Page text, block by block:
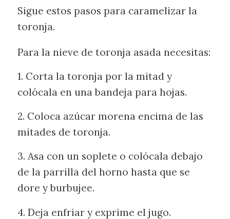
Sigue estos pasos para caramelizar la
toronja.
Para la nieve de toronja asada necesitas:
1. Corta la toronja por la mitad y
colócala en una bandeja para hojas.
2. Coloca azúcar morena encima de las
mitades de toronja.
3. Asa con un soplete o colócala debajo
de la parrilla del horno hasta que se
dore y burbujee.
4. Deja enfriar y exprime el jugo.